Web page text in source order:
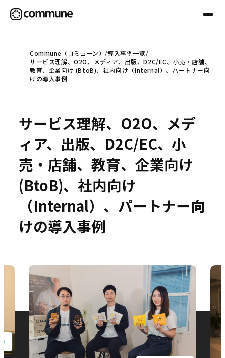
Communeについて
事例
セミナー
お役立ち情報
Commune（コミューン）
導入事例一覧
サービス理解、O2O、メディア、出版、D2C/EC、小売・店舗、
教育、企業向け (BtoB)、社内向け（Internal）、パートナー向
けの導入事例
サービス理解、O2O、メデ
ィア、出版、D2C/EC、小
売・店舗、教育、企業向け
(BtoB)、社内向け
（Internal）、パートナー向
けの導入事例